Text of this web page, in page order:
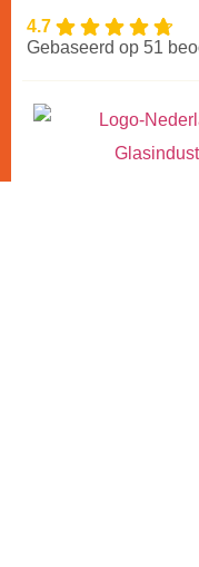
4.7
Gebaseerd op 51